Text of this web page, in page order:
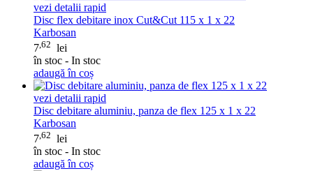
vezi detalii rapid
Disc flex debitare inox Cut&Cut 115 x 1 x 22
Karbosan
7 ,62 lei
în stoc - In stoc
adaugă în coș
vezi detalii rapid
Disc debitare aluminiu, panza de flex 125 x 1 x 22
Karbosan
7,62 lei
în stoc - In stoc
adaugă în coș